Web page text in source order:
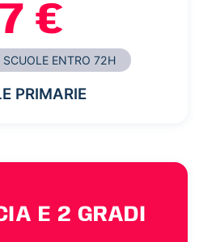
€
ENTRO 72H
PRIMARIE
E 2 GRADI